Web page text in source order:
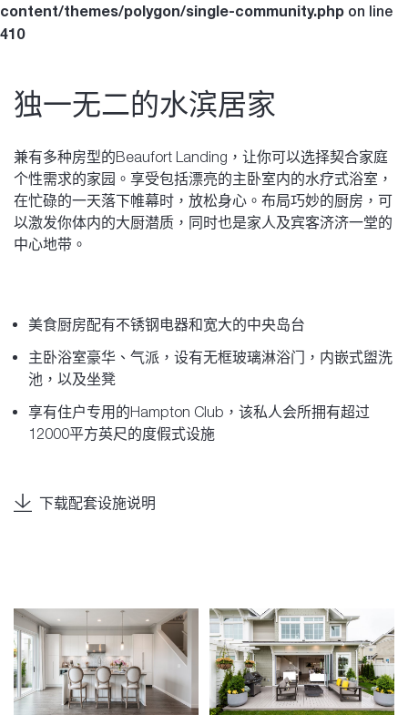
content/themes/polygon/single-community.php on line
410
独一无二的水滨居家
兼有多种房型的Beaufort Landing，让你可以选择契合家庭
个性需求的家园。享受包括漂亮的主卧室内的水疗式浴室，
在忙碌的一天落下帷幕时，放松身心。布局巧妙的厨房，可
以激发你体内的大厨潜质，同时也是家人及宾客济济一堂的
中心地带。
美食厨房配有不锈钢电器和宽大的中央岛台
主卧浴室豪华、气派，设有无框玻璃淋浴门，内嵌式盥洗
池，以及坐凳
享有住户专用的Hampton Club，该私人会所拥有超过
12000平方英尺的度假式设施
下载配套设施说明